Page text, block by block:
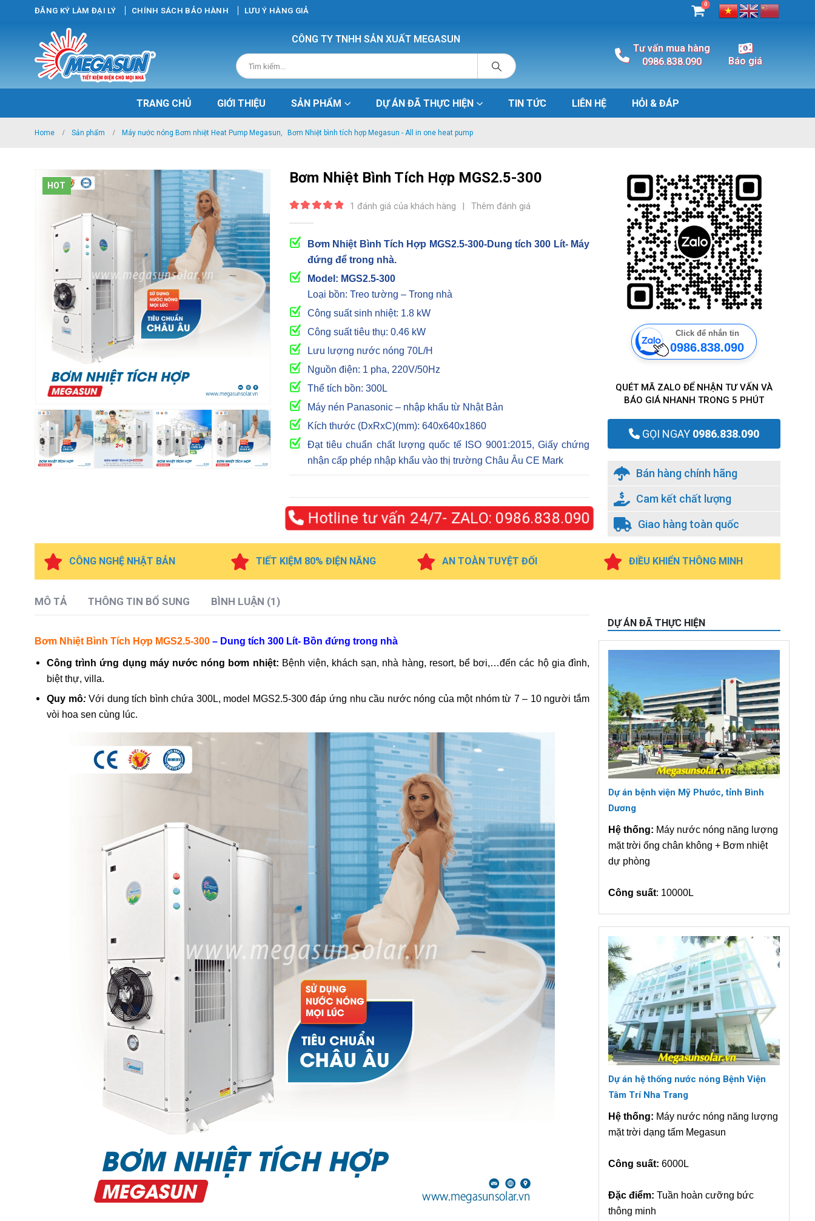
ĐĂNG KÝ LÀM ĐẠI LÝ CHÍNH SÁCH BẢO HÀNH LƯU Ý HÀNG GIẢ
0
CÔNG TY TNHH SẢN XUẤT MEGASUN
Tư vấn mua hàng
0986.838.090
Báo giá
TRANG CHỦ GIỚI THIỆU SẢN PHẨM DỰ ÁN ĐÃ THỰC HIỆN TIN TỨC LIÊN HỆ HỎI & ĐÁP
Home Sản phẩm Máy nước nóng Bơm nhiệt Heat Pump Megasun, Bơm Nhiệt bình tích hợp Megasun - All in one heat pump
HOT Bơm Nhiệt Bình Tích Hợp MGS2.5-300
1 đánh giá của khách hàng | Thêm đánh giá
Bơm Nhiệt Bình Tích Hợp MGS2.5-300-Dung tích 300 Lít- Máy
đứng để trong nhà.
Model: MGS2.5-300
Loại bồn: Treo tường – Trong nhà
Công suất sinh nhiệt: 1.8 kW
Công suất tiêu thụ: 0.46 kW
Lưu lượng nước nóng 70L/H
Nguồn điện: 1 pha, 220V/50Hz
Thể tích bồn: 300L
Máy nén Panasonic – nhập khẩu từ Nhật Bản
Kích thước (DxRxC)(mm): 640x640x1860
Đạt tiêu chuẩn chất lượng quốc tế ISO 9001:2015, Giấy chứng
nhận cấp phép nhập khẩu vào thị trường Châu Âu CE Mark
Hotline tư vấn 24/7- ZALO:0986.838.090
Click để nhắn tin
0986.838.090
QUÉT MÃ ZALO ĐỂ NHẬN TƯ VẤN VÀ
BÁO GIÁ NHANH TRONG 5 PHÚT
GỌI NGAY 0986.838.090
Bán hàng chính hãng
Cam kết chất lượng
Giao hàng toàn quốc
CÔNG NGHỆ NHẬT BẢN TIẾT KIỆM 80% ĐIỆN NĂNG AN TOÀN TUYỆT ĐỐI ĐIỀU KHIỂN THÔNG MINH
MÔ TẢ THÔNG TIN BỔ SUNG BÌNH LUẬN (1)
Bơm Nhiệt Bình Tích Hợp MGS2.5-300 – Dung tích 300 Lít- Bồn đứng trong nhà
Công trình ứng dụng máy nước nóng bơm nhiệt: Bệnh viện, khách sạn, nhà hàng, resort, bể bơi,…đến các hộ gia đình,
biệt thự, villa.
Quy mô: Với dung tích bình chứa 300L, model MGS2.5-300 đáp ứng nhu cầu nước nóng của một nhóm từ 7 – 10 người tắm
vòi hoa sen cùng lúc.
DỰ ÁN ĐÃ THỰC HIỆN
Dự án bệnh viện Mỹ Phước, tỉnh Bình
Dương
Hệ thống: Máy nước nóng năng lượng
mặt trời ống chân không + Bơm nhiệt
dự phòng
Công suất: 10000L
Dự án hệ thống nước nóng Bệnh Viện
Tâm Trí Nha Trang
Hệ thống: Máy nước nóng năng lượng
mặt trời dạng tấm Megasun
Công suất: 6000L
Đặc điểm: Tuần hoàn cưỡng bức
thông minh